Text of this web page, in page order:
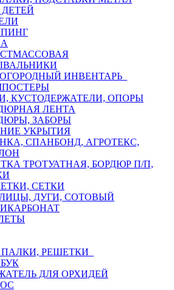
ИНВЕНТАРЬ
КУСТОДЕРЖАТЕЛИ, ОПОРЫ
ЛЕНТА
ЗАБОРЫ
УКРЫТИЯ
СПАНБОНД, АГРОТЕКС,
ТРОТУАТНАЯ, БОРДЮР П/П,
СЕТКИ
ДУГИ, СОТОВЫЙ
РЕШЕТКИ
ДЛЯ ОРХИДЕЙ